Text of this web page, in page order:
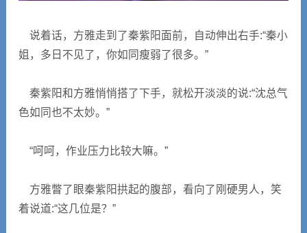
说着话，方雅走到了秦紫阳面前，自动伸出右手:“秦小
姐，多日不见了，你如同瘦弱了很多。”
秦紫阳和方雅悄悄搭了下手，就松开淡淡的说:“沈总气
色如同也不太妙。”
“呵呵，作业压力比较大嘛。”
方雅瞥了眼秦紫阳拱起的腹部，看向了刚硬男人，笑
着说道:“这几位是？”